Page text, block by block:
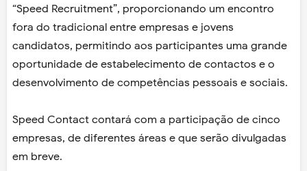
“Speed Recruitment”, proporcionando um encontro
fora do tradicional entre empresas e jovens
candidatos, permitindo aos participantes uma grande
oportunidade de estabelecimento de contactos e o
desenvolvimento de competências pessoais e sociais.
Speed Contact contará com a participação de cinco
empresas, de diferentes áreas e que serão divulgadas
em breve.